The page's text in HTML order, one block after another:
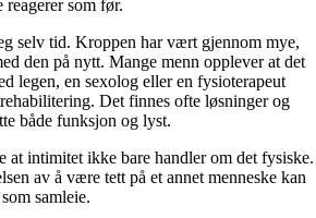
reagerer som før.
selv tid. Kroppen har vært gjennom mye,
den på nytt. Mange menn opplever at det
legen, en sexolog eller en fysioterapeut
Det finnes ofte løsninger og
både funksjon og lyst.
at intimitet ikke bare handler om det fysiske.
av å være tett på et annet menneske kan
samleie.